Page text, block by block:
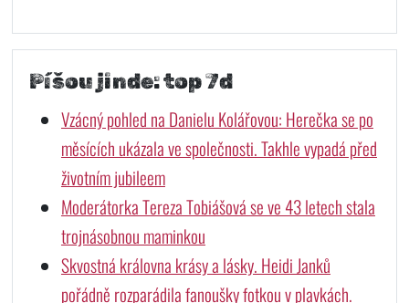
Píšou jinde: top 7d
Vzácný pohled na Danielu Kolářovou: Herečka se po
měsících ukázala ve společnosti. Takhle vypadá před
životním jubileem
Moderátorka Tereza Tobiášová se ve 43 letech stala
trojnásobnou maminkou
Skvostná královna krásy a lásky. Heidi Janků
pořádně rozparádila fanoušky fotkou v plavkách.